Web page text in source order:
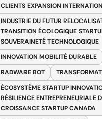
CLIENTS EXPANSION
INDUSTRIE DU FUTUR
TRANSITION ÉCOLOGIQUE
SOUVERAINETÉ TECHNOLOGIQUE
INNOVATION MOBILITÉ DURABLE
RADWARE BOT
ÉCOSYSTÈME STARTUP
RÉSILIENCE ENTREPRENEURIALE
CROISSANCE STARTUP CANADA